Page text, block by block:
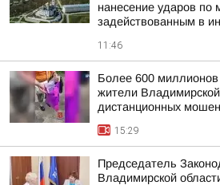
нанесение ударов по
задействованным в
11:46
Более 600
жители
дистанционных
15:29
Председатель
Владимирской